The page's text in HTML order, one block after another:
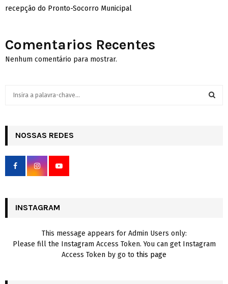
recepção do Pronto-Socorro Municipal
Comentarios Recentes
Nenhum comentário para mostrar.
h
f
r
NOSSAS REDES
INSTAGRAM
This message appears for Admin Users only:
Please fill the Instagram Access Token. You can get Instagram
Access Token by go to this page